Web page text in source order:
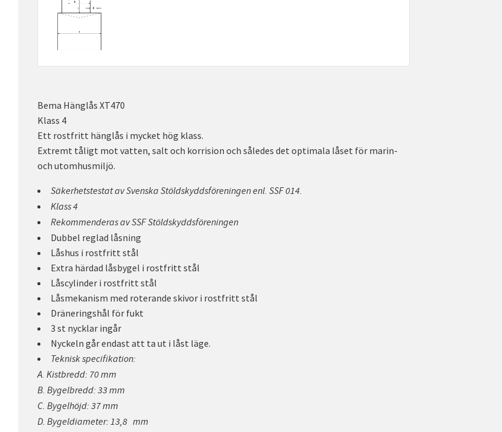
Bema Hänglås XT470
Klass 4
Ett rostfritt hänglås i mycket hög klass.
Extremt tåligt mot vatten, salt och korrision och således det optimala låset för marin-
och utomhusmiljö.
Säkerhetstestat av Svenska Stöldskyddsföreningen enl. SSF 014.
Klass 4
Rekommenderas av SSF Stöldskyddsföreningen
Dubbel reglad låsning
Låshus i rostfritt stål
Extra härdad låsbygel i rostfritt stål
Låscylinder i rostfritt stål
Låsmekanism med roterande skivor i rostfritt stål
Dräneringshål för fukt
3 st nycklar ingår
Nyckeln går endast att ta ut i låst läge.
Teknisk specifikation:
A. Kistbredd: 70 mm
B. Bygelbredd: 33 mm
C. Bygelhöjd: 37 mm
D. Bygeldiameter: 13,8 mm